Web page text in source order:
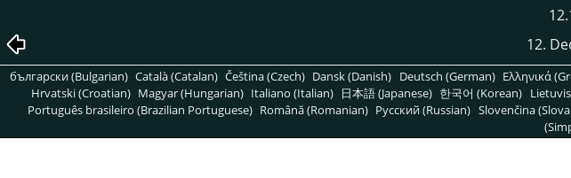
12.
български (Bulgarian) Català (Catalan) Čeština (Czech) Dansk (Danish) Deutsch (German) Ελληνικά
Hrvatski (Croatian) Magyar (Hungarian) Italiano (Italian) 日本語 (Japanese) 한국어 (Korean)
Português brasileiro (Brazilian Portuguese) Română (Romanian) Pусский (Russian) Slovenčina